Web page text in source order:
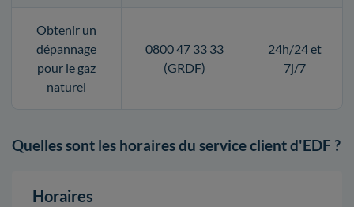
Obtenir un
dépannage
pour le gaz
naturel
0800 47 33 33
(GRDF)
24h/24 et
7j/7
Quelles sont les horaires du service client d'EDF ?
Horaires